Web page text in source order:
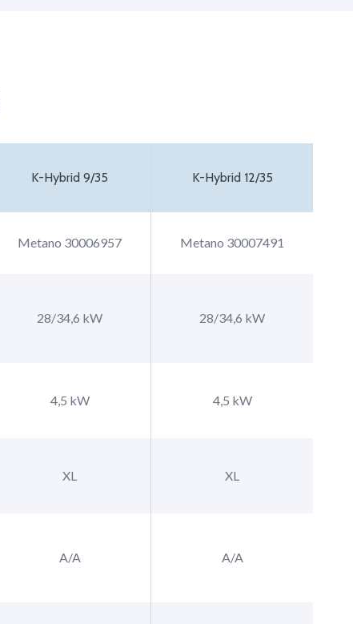
K-Hybrid 9/35 K-Hybrid 12/35
Metano 30006957 Metano 30007491
28/34,6 kW 28/34,6 kW
4,5 kW 4,5 kW
XL XL
A/A A/A